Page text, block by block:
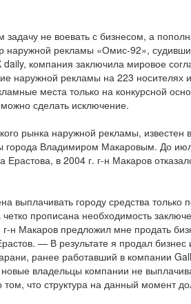
не воевать с бизнесом, а
рекламы «Омис-92»,
daily, компания заключила мировое
наружной рекламы на 223 носителях
места только на конкурсной
сделать исключение.
рынка наружной рекламы, известен
города Владимиром Макаровым. До
в 2004 г. г-н Макаров
выплачивать городу средства
прописана необходимость
н Макаров предложил мне продать
— В результате я продал
ранее работавший в компании
владельцы компании не
том, что структура на данный момент